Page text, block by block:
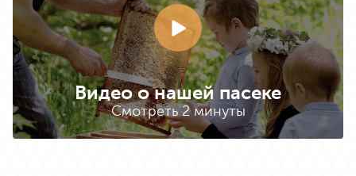
Видео о нашей пасеке
Смотреть 2 минуты